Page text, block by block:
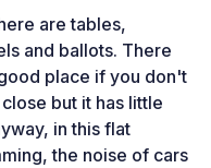
are tables,
and ballots. There
place if you don't
but it has little
in this flat
the noise of cars